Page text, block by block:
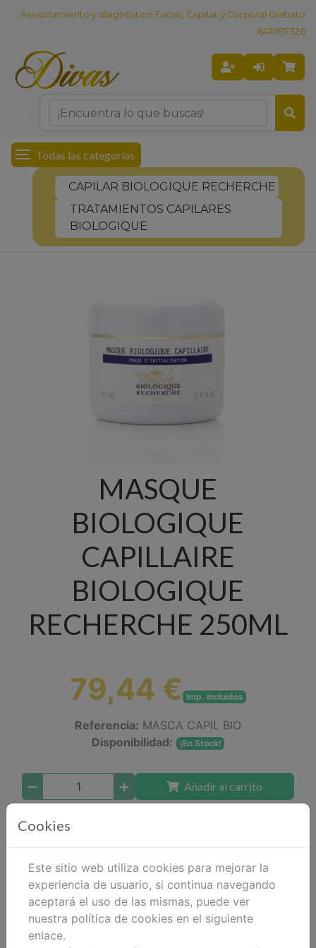
Asesoramiento y diagnóstico Facial, Capilar y Corporal Gratuito
647697326
Todas las categorías
CAPILAR BIOLOGIQUE RECHERCHE
TRATAMIENTOS CAPILARES
BIOLOGIQUE
MASQUE
BIOLOGIQUE
CAPILLAIRE
BIOLOGIQUE
RECHERCHE 250ML
79,44 € Imp. Incluidos
Referencia: MASCA CAPIL BIO
Disponibilidad:
¡En Stock!
Añadir al carrito
Descripción
Detalles
Cookies
Este sitio web utiliza cookies para mejorar la
experiencia de usuario, si continua navegando
aceptará el uso de las mismas, puede ver
nuestra política de cookies en el siguiente
enlace.